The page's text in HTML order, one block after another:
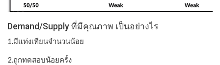
Demand/Supply ที่มีคุณภาพ เป็นอย่างไร
1.มีแท่งเทียนจำนวนน้อย
2.ถูกทดสอบน้อยครั้ง